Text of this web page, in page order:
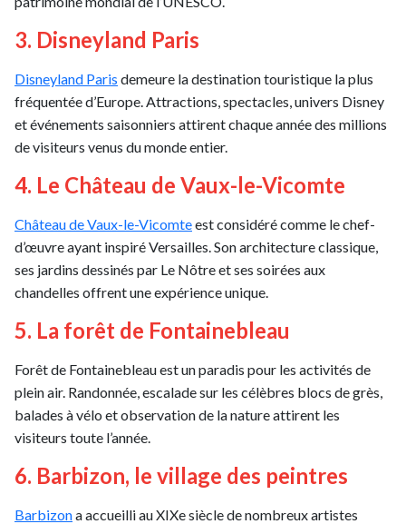
3. Disneyland Paris
Disneyland Paris demeure la destination touristique la plus
fréquentée d’Europe. Attractions, spectacles, univers Disney
et événements saisonniers attirent chaque année des millions
de visiteurs venus du monde entier.
4. Le Château de Vaux-le-Vicomte
Château de Vaux-le-Vicomteest considéré comme le chef-
d’œuvre ayant inspiré Versailles. Son architecture classique,
ses jardins dessinés par Le Nôtre et ses soirées aux
chandelles offrent une expérience unique.
5. La forêt de Fontainebleau
Forêt de Fontainebleau est un paradis pour les activités de
plein air. Randonnée, escalade sur les célèbres blocs de grès,
balades à vélo et observation de la nature attirent les
visiteurs toute l’année.
6. Barbizon, le village des peintres
Barbizona accueilli au XIXe siècle de nombreux artistes